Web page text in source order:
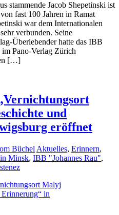
stammende Jacob Shepetinski ist
fast 100 Jahren in Ramat
war dem Internationalen
verbunden. Seine
Überlebender hatte das IBB
Pano-Verlag Zürich
[…]
und
eröffnet
Büchel Aktuelles, Erinnern,
Minsk, IBB "Johannes Rau",